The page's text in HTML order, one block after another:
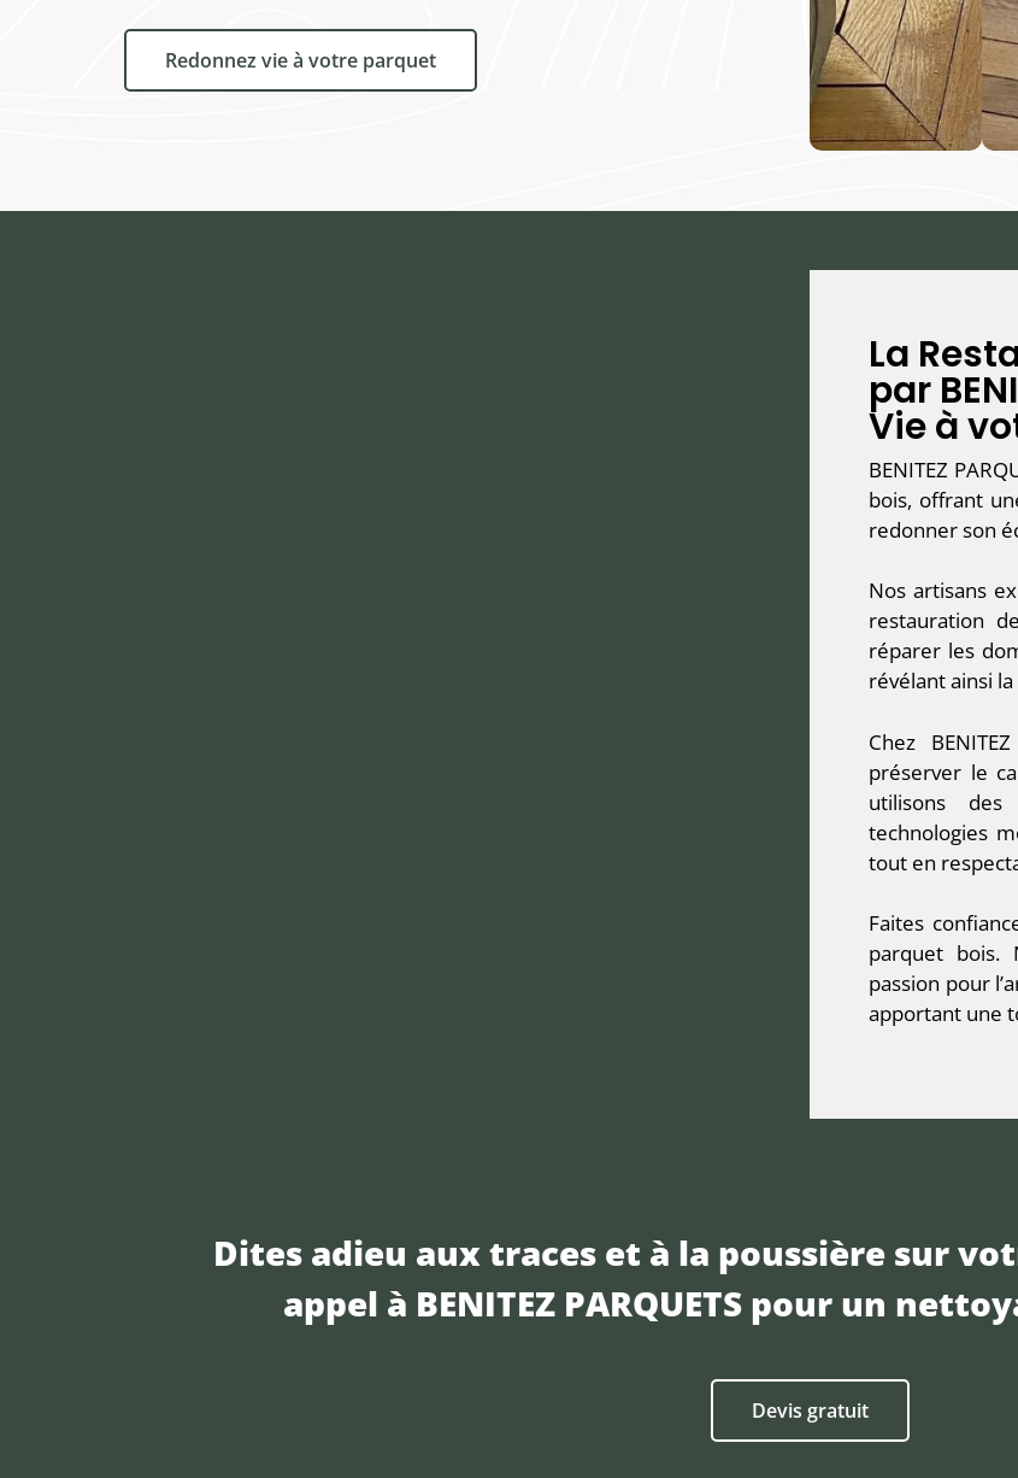
Redonnez vie à votre parquet
La
par
Vie à
BENITEZ
bois, offrant
redonner son
Nos artisans
restauration
réparer les
révélant ainsi
Chez
préserver le
utilisons
technologies
tout en
Faites
parquet bois.
passion pour
apportant une
Dites adieu aux traces et à la poussière sur
appel à BENITEZ PARQUETS pour un
Devis gratuit